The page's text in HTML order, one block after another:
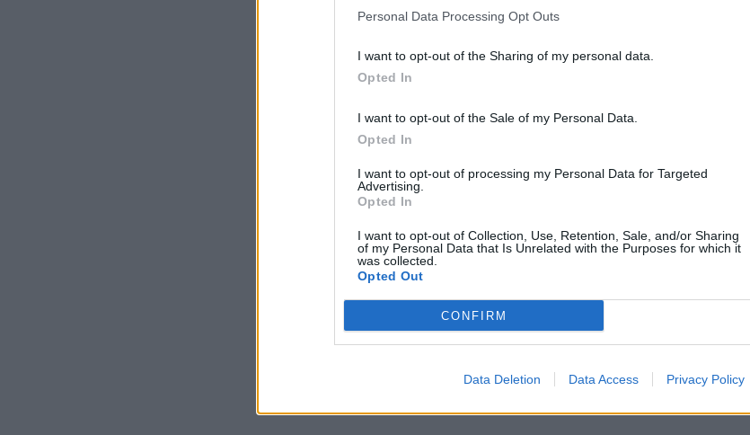
Personal Data Processing Opt Outs
I want to opt-out of the Sharing of my personal data.
Opted In
I want to opt-out of the Sale of my Personal Data.
Opted In
I want to opt-out of processing my Personal Data for Targeted
Advertising.
Opted In
I want to opt-out of Collection, Use, Retention, Sale, and/or Sharing
of my Personal Data that Is Unrelated with the Purposes for which it
was collected.
Opted Out
CONFIRM
Data Deletion Data Access Privacy Policy